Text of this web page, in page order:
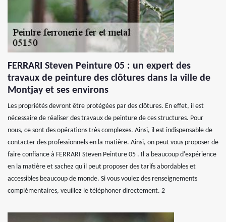
FERRARI Steven Peinture 05 : un expert des
travaux de peinture des clôtures dans la ville de
Montjay et ses environs
Les propriétés devront être protégées par des clôtures. En effet, il est
nécessaire de réaliser des travaux de peinture de ces structures. Pour
nous, ce sont des opérations très complexes. Ainsi, il est indispensable de
contacter des professionnels en la matière. Ainsi, on peut vous proposer de
faire confiance à FERRARI Steven Peinture 05 . Il a beaucoup d'expérience
en la matière et sachez qu'il peut proposer des tarifs abordables et
accessibles beaucoup de monde. Si vous voulez des renseignements
complémentaires, veuillez le téléphoner directement. 2